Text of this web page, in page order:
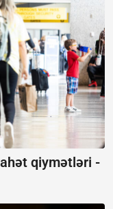
qiymətləri -